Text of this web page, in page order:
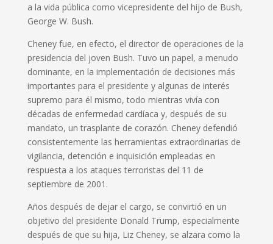
a la vida pública como vicepresidente del hijo de Bush,
George W. Bush.
Cheney fue, en efecto, el director de operaciones de la
presidencia del joven Bush. Tuvo un papel, a menudo
dominante, en la implementación de decisiones más
importantes para el presidente y algunas de interés
supremo para él mismo, todo mientras vivía con
décadas de enfermedad cardíaca y, después de su
mandato, un trasplante de corazón. Cheney defendió
consistentemente las herramientas extraordinarias de
vigilancia, detención e inquisición empleadas en
respuesta a los ataques terroristas del 11 de
septiembre de 2001.
Años después de dejar el cargo, se convirtió en un
objetivo del presidente Donald Trump, especialmente
después de que su hija, Liz Cheney, se alzara como la